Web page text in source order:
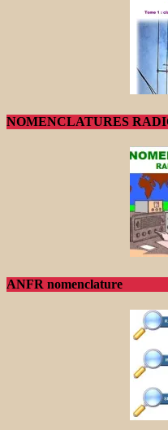
NOMENCLATURES
ANFR nomenclature